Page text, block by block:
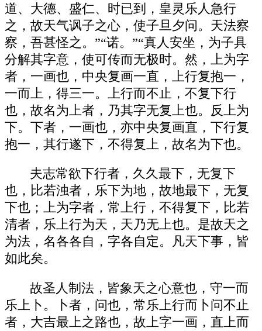
道、大德、盛仁、时已到，皇灵乐人急行
之，故天气讽子之心，使子旦夕问。天法察
察，吾甚怪之。”“诺。”“真人安坐，为子具
分解其字意，使可传而无极时。然，上为字
者，一画也，中央复画一直，上行复抱一，
一而上，得三一。上行而不止，不复下行
也，故名为上者，乃其字无复上也。反上为
下。下者，一画也，亦中央复画直，下行复
抱一，其行遂下，不得复上，故名为下也。
夫志常欲下行者，久久最下，无复下
也，比若浊者，乐下为地，故地最下，无复
下也；上为字者，常上行，不得复下，比若
清者，乐上行为天，天乃无上也。是故天之
为法，名各各自，字各自定。凡天下事，皆
如此矣。
故圣人制法，皆象天之心意也，守一而
乐上卜。卜者，问也，常乐上行而卜问不止
者，大吉最上之路也，故上字一画，直上而